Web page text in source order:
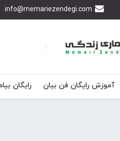
info@memariezendegi.com
آموزش رایگان فن بیان رایگان